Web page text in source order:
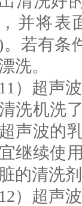
并将表
。若有条
洗。
11）超声
洗机洗
声波的
继续使
的清洗
12）超声